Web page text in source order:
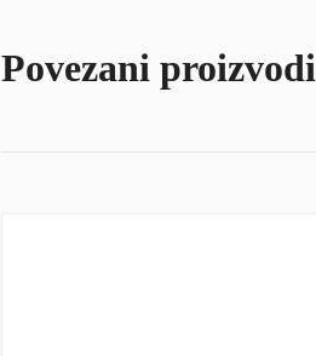
Povezani proizvodi